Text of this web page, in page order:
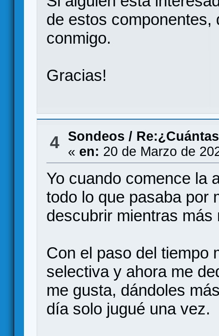
de estos componentes,
conmigo.
Gracias!
4 Sondeos /
« en: 20 de Marzo de
Yo cuando comence la
todo lo que pasaba por
descubrir mientras más
Con el paso del tiempo
selectiva y ahora me
me gusta, dándoles
día solo jugué una vez.